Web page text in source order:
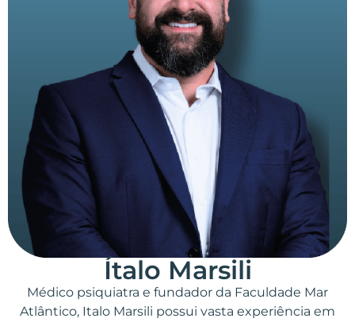
Ítalo Marsili
Médico psiquiatra e fundador da Faculdade Mar
Atlântico, Italo Marsili possui vasta experiência em